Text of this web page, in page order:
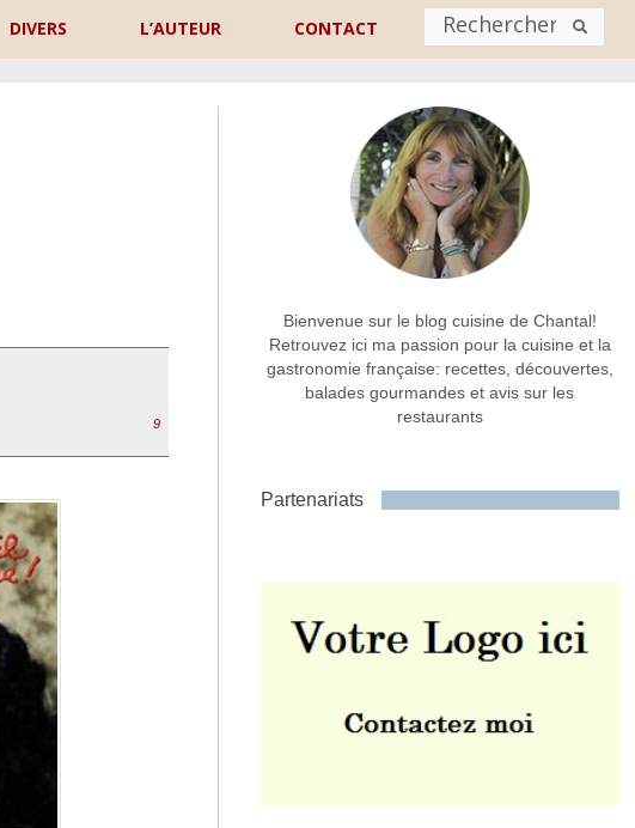
DIVERS L’AUTEUR CONTACT
Nom
Commentaire ou message *
9
Bienvenue sur le blog cuisine de Chantal!
Retrouvez ici ma passion pour la cuisine et la
gastronomie française: recettes, découvertes,
balades gourmandes et avis sur les
restaurants
Partenariats